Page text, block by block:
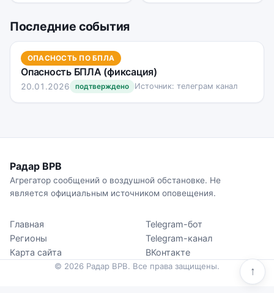
Последние события
ОПАСНОСТЬ ПО БПЛА
Опасность БПЛА (фиксация)
20.01.2026 подтверждено Источник: телеграм канал
↑
Радар ВРВ
Агрегатор сообщений о воздушной обстановке. Не
является официальным источником оповещения.
Главная
Регионы
Карта сайта
Telegram-бот
Telegram-канал
ВКонтакте
© 2026 Радар ВРВ. Все права защищены.